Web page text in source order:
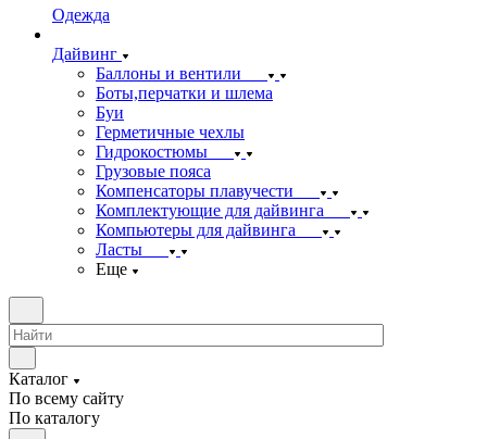
Одежда
Дайвинг
Баллоны и вентили
Боты,перчатки и шлема
Буи
Герметичные чехлы
Гидрокостюмы
Грузовые пояса
Компенсаторы плавучести
Комплектующие для дайвинга
Компьютеры для дайвинга
Ласты
Еще
Каталог
По всему сайту
По каталогу